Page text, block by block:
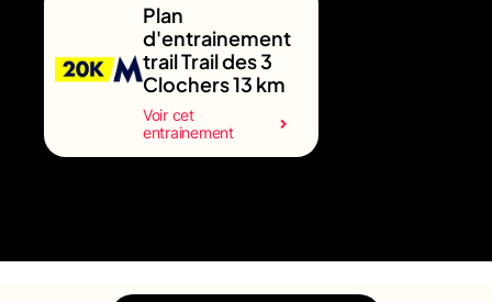
Plan
d'entrainement
trail Trail des 3
Clochers 13 km
Voir cet
entrainement